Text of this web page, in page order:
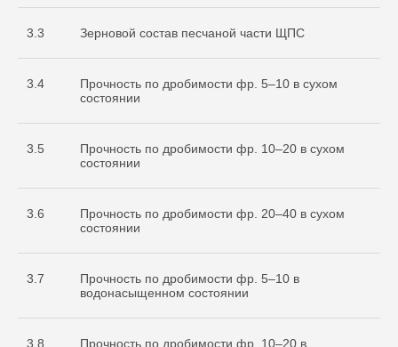
3.3 Зерновой состав песчаной части ЩПС
3.4
Прочность по дробимости фр. 5–10 в сухом
состоянии
3.5
Прочность по дробимости фр. 10–20 в сухом
состоянии
3.6
Прочность по дробимости фр. 20–40 в сухом
состоянии
3.7
Прочность по дробимости фр. 5–10 в
водонасыщенном состоянии
3.8
Прочность по дробимости фр. 10–20 в